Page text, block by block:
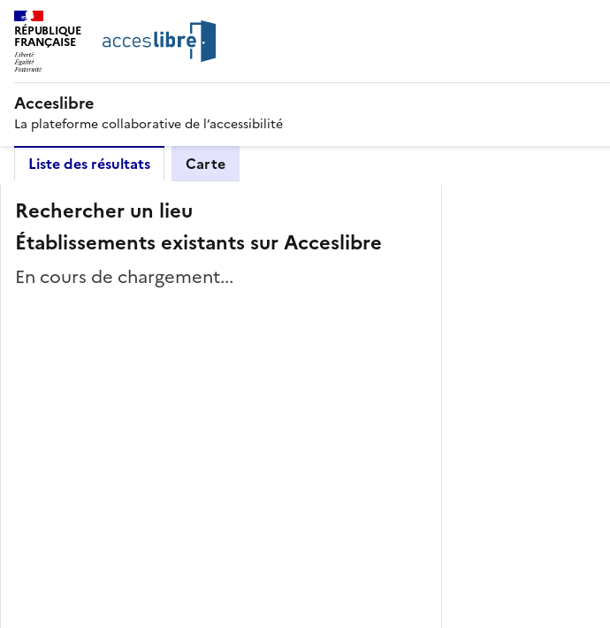
RÉPUBLIQUE
FRANÇAISE
Acceslibre
La plateforme collaborative de l’accessibilité
Liste des résultats Carte
Rechercher un lieu
Établissements existants sur Acceslibre
En cours de chargement...